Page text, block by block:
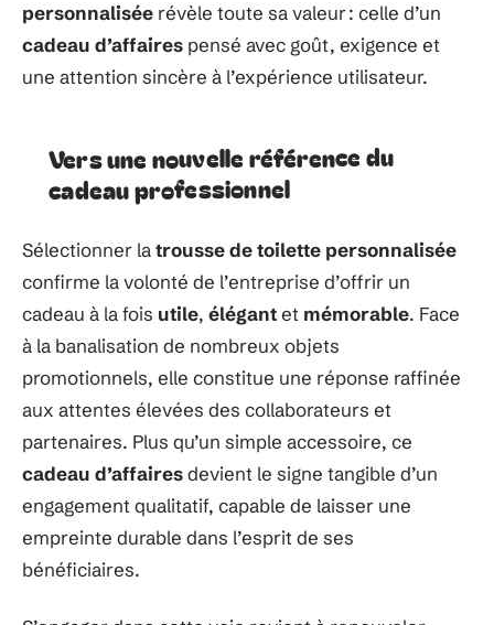
personnalisée révèle toute sa valeur : celle d’un
cadeau d’affaires pensé avec goût, exigence et
une attention sincère à l’expérience utilisateur.
Vers une nouvelle référence du
cadeau professionnel
Sélectionner latrousse de toilette personnalisée
confirme la volonté de l’entreprise d’offrir un
cadeau à la fois utile, élégantet mémorable. Face
à la banalisation de nombreux objets
promotionnels, elle constitue une réponse raffinée
aux attentes élevées des collaborateurs et
partenaires. Plus qu’un simple accessoire, ce
cadeau d’affairesdevient le signe tangible d’un
engagement qualitatif, capable de laisser une
empreinte durable dans l’esprit de ses
bénéficiaires.